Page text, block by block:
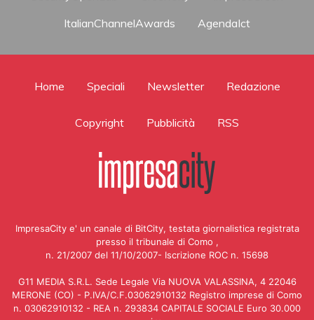
ItalianChannelAwards
AgendaIct
Home Speciali Newsletter Redazione
Copyright Pubblicità RSS
ImpresaCity e' un canale di BitCity, testata giornalistica registrata
presso il tribunale di Como ,
n. 21/2007 del 11/10/2007- Iscrizione ROC n. 15698
G11 MEDIA S.R.L. Sede Legale Via NUOVA VALASSINA, 4 22046
MERONE (CO) - P.IVA/C.F.03062910132 Registro imprese di Como
n. 03062910132 - REA n. 293834 CAPITALE SOCIALE Euro 30.000